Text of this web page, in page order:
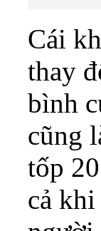
Cái
thay
bình
cũng
tốp
cả